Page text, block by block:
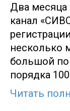
Два месяца
канал
несколько
большой
порядка
Читать